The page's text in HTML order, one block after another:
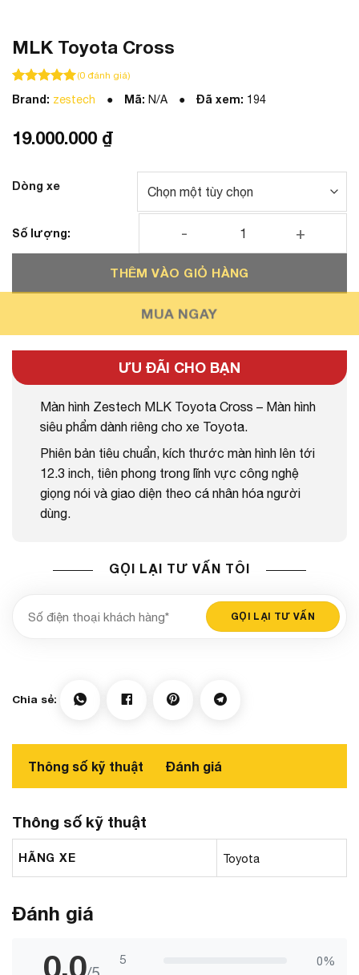
MLK Toyota Cross
100trên 5 dựa trên
100 đánh giá
(0đánh giá)
Brand: zestech Mã: N/A Đã xem: 194
19.000.000 ₫
Dòng xe
MLK Toyota Cross số lượng
THÊM VÀO GIỎ HÀNG
MUA NGAY
ƯU ĐÃI CHO BẠN
Màn hình Zestech MLK Toyota Cross – Màn hình
siêu phẩm dành riêng cho xe Toyota.
Phiên bản tiêu chuẩn, kích thước màn hình lên tới
12.3 inch, tiên phong trong lĩnh vực công nghệ
giọng nói và giao diện theo cá nhân hóa người
dùng.
GỌI LẠI TƯ VẤN TÔI
Thông số kỹ thuật Đánh giá
Thông số kỹ thuật
HÃNG XE Toyota
Đánh giá
0.0 5 0%